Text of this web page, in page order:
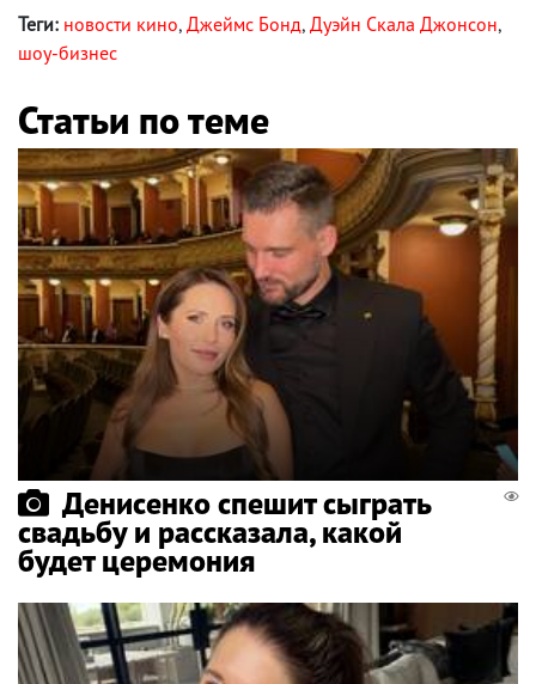
Теги: новости кино, Джеймс Бонд, Дуэйн Скала Джонсон,
шоу-бизнес
Статьи по теме
Денисенко спешит сыграть
свадьбу и рассказала, какой
будет церемония